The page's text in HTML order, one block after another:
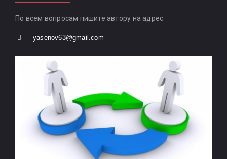
По всем вопросам пишите автору на адрес:
yasenov63@gmail.com